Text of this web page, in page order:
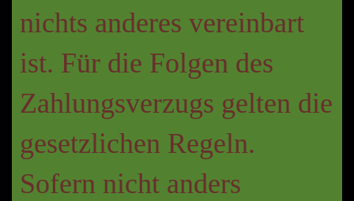
nichts anderes vereinbart
ist. Für die Folgen des
Zahlungsverzugs gelten die
gesetzlichen Regeln.
Sofern nicht anders